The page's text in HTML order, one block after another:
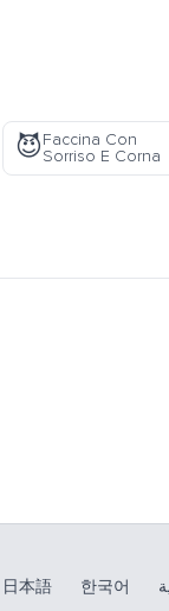
😈Faccina Con
Sorriso E Corna
日本語 한국어